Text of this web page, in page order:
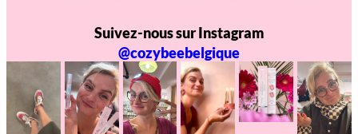
Suivez-nous sur Instagram
@cozybeebelgique